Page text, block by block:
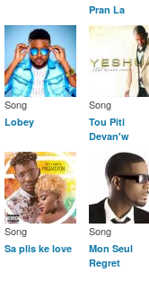
Pran La
Song
Lobey
Song
Tou Piti
Devan'w
Song
Sa plis ke love
Song
Mon Seul
Regret